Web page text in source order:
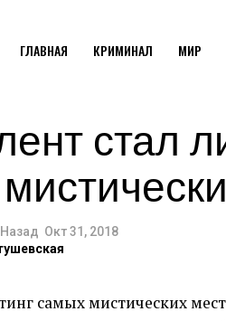
ГЛАВНАЯ КРИМИНАЛ МИР
стал
Окт 31, 2018
самых мистических